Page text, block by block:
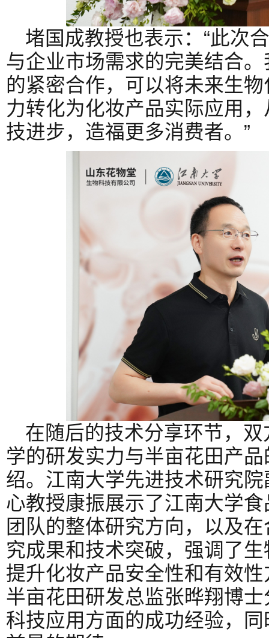
堵国成教授也表示：“此次
与企业市场需求的完美结合
的紧密合作，可以将未来生
力转化为化妆产品实际应用
技进步，造福更多消费者。”
在随后的技术分享环节，
学的研发实力与半亩花田产
绍。江南大学先进技术研究
心教授康振展示了江南大学
团队的整体研究方向，以及
究成果和技术突破，强调了
提升化妆产品安全性和有效
半亩花田研发总监张晔翔博
科技应用方面的成功经验，